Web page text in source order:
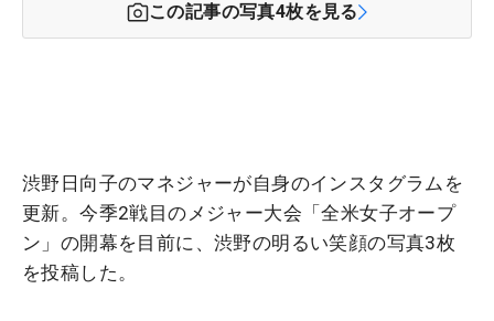
この記事の写真4枚を見る
渋野日向子のマネジャーが自身のインスタグラムを
更新。今季2戦目のメジャー大会「全米女子オープ
ン」の開幕を目前に、渋野の明るい笑顔の写真3枚
を投稿した。